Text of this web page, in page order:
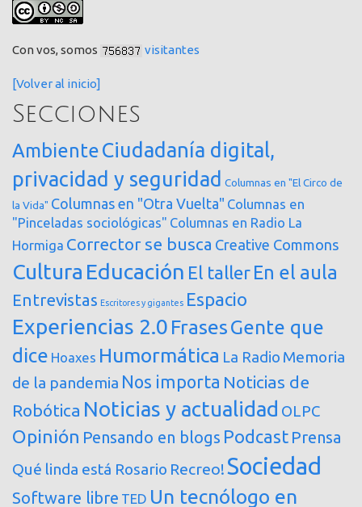
Con vos, somos visitantes
[Volver al inicio]
Secciones
AmbienteCiudadanía digital,
privacidad y seguridad Columnas en "El Circo de
la Vida" Columnas en "Otra Vuelta" Columnas en
"Pinceladas sociológicas" Columnas en Radio La
Hormiga Corrector se busca Creative Commons
Cultura Educación El taller En el aula
Entrevistas Escritores y gigantes Espacio
Experiencias 2.0 FrasesGente que
dice Hoaxes Humormática La Radio Memoria
de la pandemia Nos importa Noticias de
Robótica Noticias y actualidad OLPC
Opinión Pensando en blogs Podcast Prensa
Qué linda está Rosario Recreo!Sociedad
Software libre TED Un tecnólogo en